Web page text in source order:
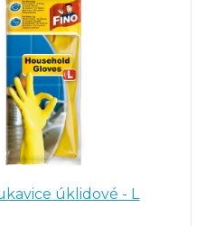
úklidové - L